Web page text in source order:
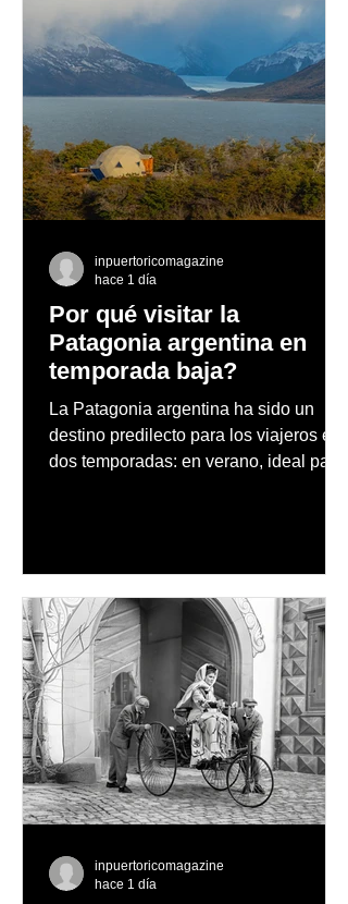
Texaco con Techron
presenta a Fabianne
Besosa en su Racing
Team
Por qué visitar la
Patagonia argentina en
temporada baja?
La Patagonia argentina ha sido un
destino predilecto para los viajeros en
dos temporadas: en verano, ideal para
nevados en las montañas
inpuertoricomagazine
hace 1 día
inpuertoricomagazine
hace 1 día